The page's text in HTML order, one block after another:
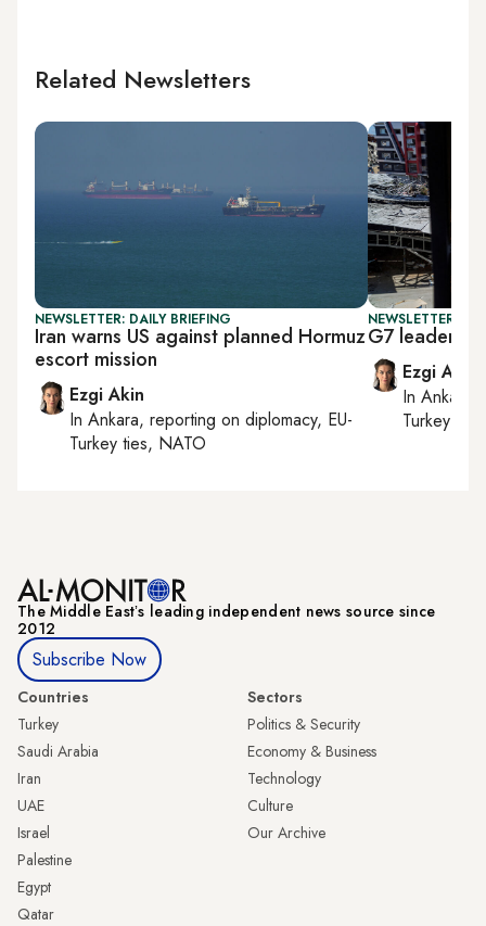
Related Newsletters
NEWSLETTER: DAILY BRIEFING
Iran warns US against planned Hormuz
escort mission
Ezgi Akin
In Ankara, reporting on diplomacy, EU-
Turkey ties, NATO
NEWSLETTER:
G7 leaders
Ezgi Akin
InAnkara
Turkey
The Middle Eastʼs leading independent news source since
2012
Subscribe Now
Countries
Turkey
Saudi Arabia
Iran
UAE
Israel
Palestine
Egypt
Qatar
Sectors
Politics & Security
Economy & Business
Technology
Culture
Our Archive